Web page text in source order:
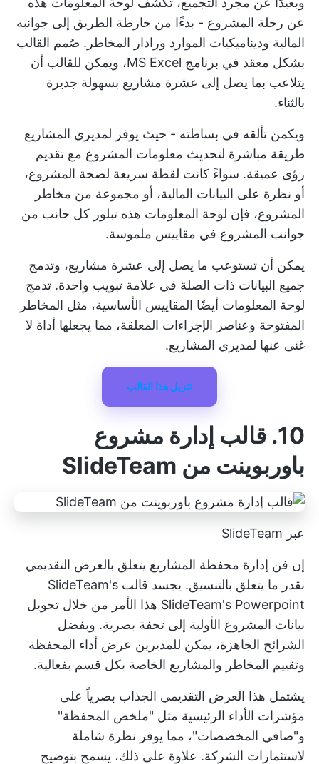
عن رحلة المشروع - بدءًا من خارطة الطريق إلى جوانبه
المالية وديناميكيات الموارد ورادار المخاطر. صُمم القالب
بشكل معقد في برنامج MS Excel، ويمكن للقالب أن
يتلاعب بما يصل إلى عشرة مشاريع بسهولة جديرة
بالثناء.
ويكمن تألقه في بساطته - حيث يوفر لمديري المشاريع
طريقة مباشرة لتحديث معلومات المشروع مع تقديم
رؤى عميقة. سواءً كانت لقطة سريعة لصحة المشروع،
أو نظرة على البيانات المالية، أو مجموعة من مخاطر
المشروع، فإن لوحة المعلومات هذه تبلور كل جانب من
جوانب المشروع في مقاييس ملموسة.
يمكن أن تستوعب ما يصل إلى عشرة مشاريع، وتدمج
جميع البيانات ذات الصلة في علامة تبويب واحدة. تدمج
لوحة المعلومات أيضًا المقاييس الأساسية، مثل المخاطر
المفتوحة وعناصر الإجراءات المعلقة، مما يجعلها أداة لا
غنى عنها لمديري المشاريع.
تنزيل هذا القالب
10. قالب إدارة مشروع
باوربوينت من SlideTeam
عبر SlideTeam
إن فن إدارة محفظة المشاريع يتعلق بالعرض التقديمي
بقدر ما يتعلق بالتنسيق. يجسد قالب SlideTeam's
SlideTeam's Powerpoint هذا الأمر من خلال تحويل
بيانات المشروع الأولية إلى تحفة بصرية. وبفضل
الشرائح الجاهزة، يمكن للمديرين عرض أداء المحفظة
وتقييم المخاطر والمشاريع الخاصة بكل قسم بفعالية.
يشتمل هذا العرض التقديمي الجذاب بصرياً على
مؤشرات الأداء الرئيسية مثل "ملخص المحفظة"
و"صافي المخصصات"، مما يوفر نظرة شاملة
لاستثمارات الشركة. علاوة على ذلك، يسمح بتوضيح